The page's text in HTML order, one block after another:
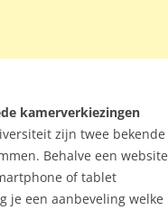
kamerverkiezingen
zijn twee bekende
Behalve een website
of tablet
je een aanbeveling welke